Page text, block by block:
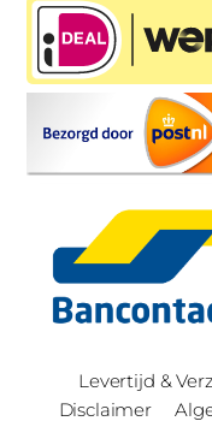
Levertijd &
Disclaimer